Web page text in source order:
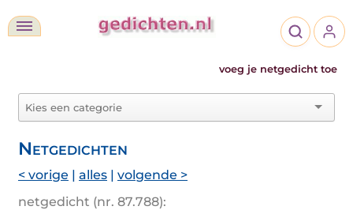
voeg je netgedicht toe
Netgedichten
< vorige | alles | volgende >
netgedicht (nr. 87.788):